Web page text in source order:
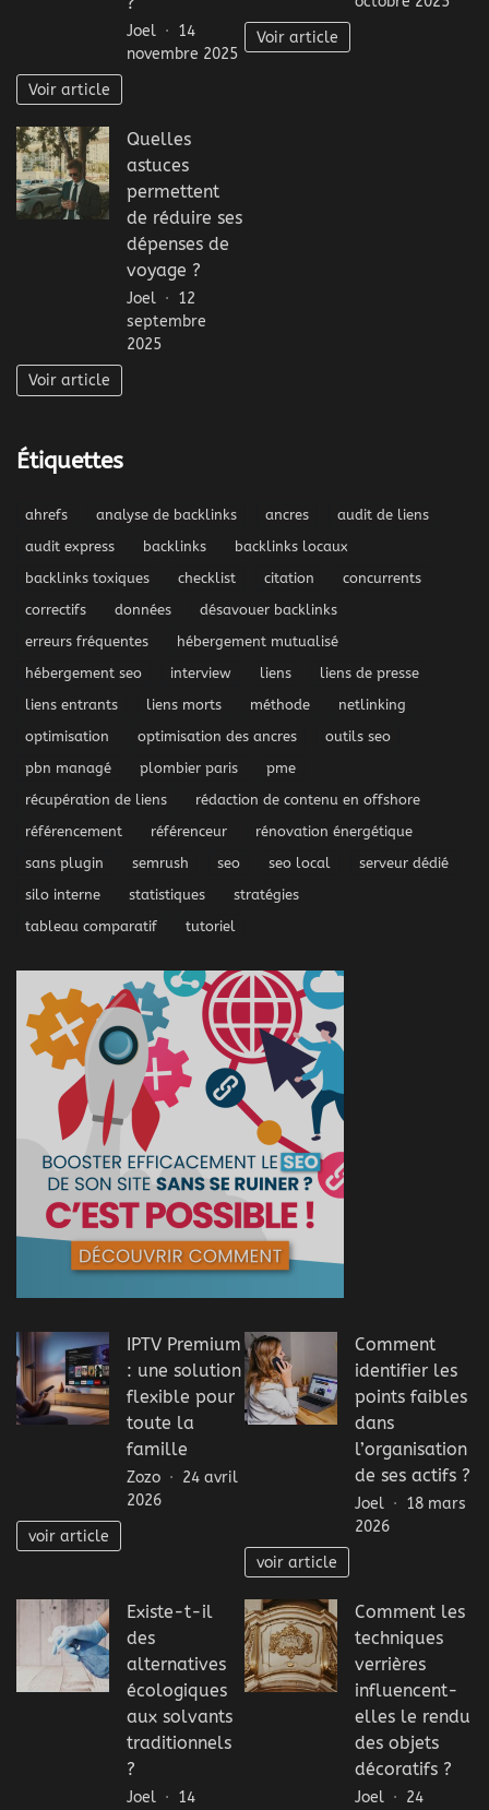
Joel
14
novembre 2025
Voir article
Voir article
Quelles
astuces
permettent
de réduire ses
dépenses de
voyage ?
Joel
12
septembre
2025
Voir article
Étiquettes
ahrefs analyse de backlinks ancres
audit de liens
audit express
backlinks
backlinks locaux
backlinks toxiques
checklist citation
concurrents
correctifs
données
désavouer backlinks
erreurs fréquentes
hébergement mutualisé
hébergement seo
interview liens
liens de presse
liens entrants
liens morts méthode
netlinking
optimisation
optimisation des ancres
outils seo
pbn managé
plombier paris
pme
récupération de liens
rédaction de contenu en offshore
référencement
référenceur
rénovation énergétique
sans plugin
semrush seo seo local
serveur dédié
silo interne
statistiques
stratégies
tableau comparatif
tutoriel
IPTV Premium
: une solution
flexible pour
toute la
famille
Zozo
24 avril
2026
voir article
Comment
identifier les
points faibles
dans
l’organisation
de ses actifs ?
Joel
18 mars
2026
voir article
Existe-t-il
des
alternatives
écologiques
aux solvants
traditionnels
?
Joel
14
Comment les
techniques
verrières
influencent-
elles le rendu
des objets
décoratifs ?
Joel
24